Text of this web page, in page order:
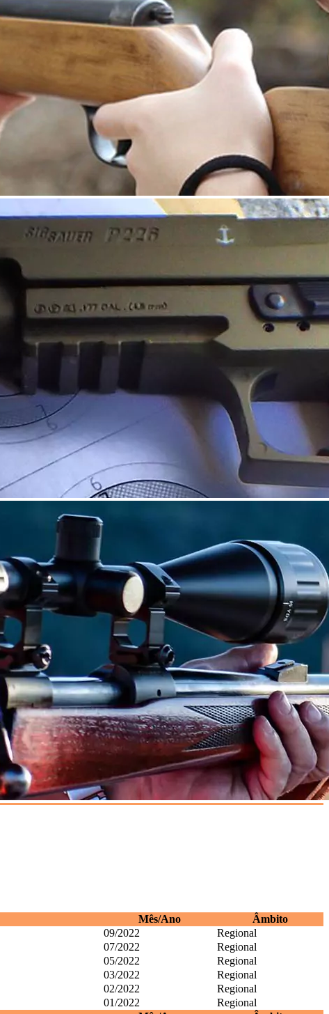
Mês/Ano
Âmbito
09/2022
Regional
07/2022
Regional
05/2022
Regional
03/2022
Regional
02/2022
Regional
01/2022
Regional